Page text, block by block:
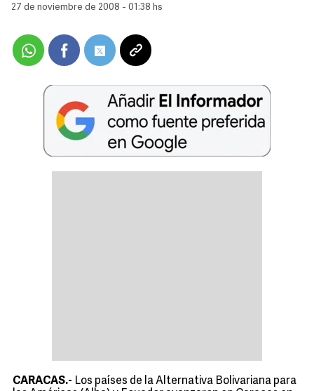
27 de noviembre de 2008 - 01:38 hs
CARACAS.- Los países de la Alternativa Bolivariana para